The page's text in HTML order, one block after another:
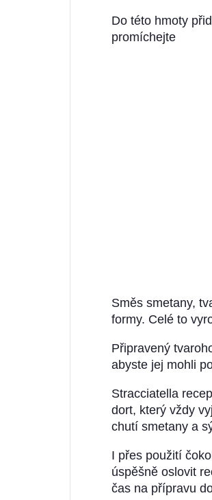
Do této hmoty
promíchejte
Směs smetany,
formy. Celé to
Připravený
abyste jej mohli
Stracciatella
dort, který vždy
chutí smetany a
I přes použití
úspěšně oslovit
čas na přípravu